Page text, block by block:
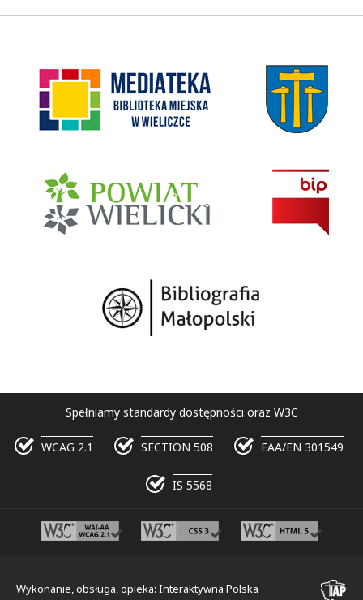
Spełniamy standardy dostępności oraz W3C
WCAG 2.1 SECTION 508 EAA/EN 301549
IS 5568
Wykonanie, obsługa, opieka: Interaktywna Polska